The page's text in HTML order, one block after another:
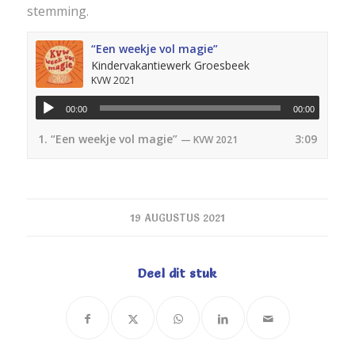
stemming.
“Een weekje vol magie”
Kindervakantiewerk Groesbeek
KVW 2021
00:00 00:00
1. “Een weekje vol magie” — KVW 2021 3:09
19 AUGUSTUS 2021
Deel dit stuk